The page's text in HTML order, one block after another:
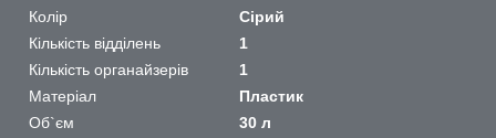
Колір
Сірий
Кількість відділень
1
Кількість органайзерів
1
Матеріал
Пластик
Об`єм
30 л